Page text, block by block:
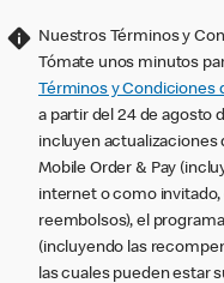
Nuestros Términos y
Tómate unos minutos
Términos y Condiciones
a partir del 24 de agosto
incluyen actualizaciones
Mobile Order & Pay
internet o como
reembolsos), el
(incluyendo las
las cuales pueden estar